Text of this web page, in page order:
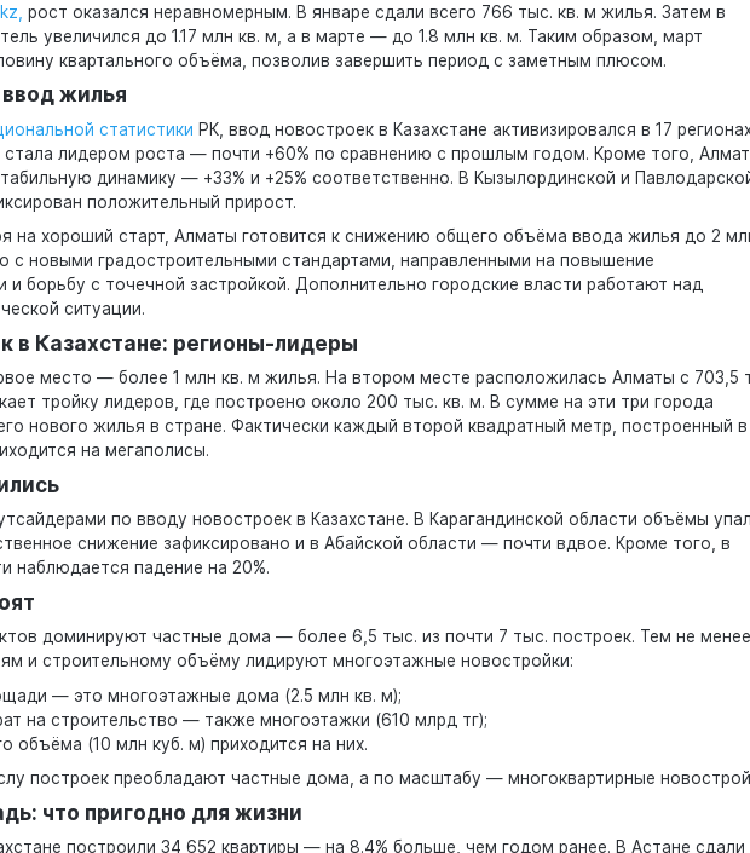
рост оказался неравномерным. В январе сдали всего 766 тыс. кв. м жилья. Затем в
увеличился до 1.17 млн кв. м, а в марте — до 1.8 млн кв. м. Таким образом, март
квартального объёма, позволив завершить период с заметным плюсом.
ввод жилья
статистики РК, ввод новостроек в Казахстане активизировался в 17
стала лидером роста — почти +60% по сравнению с прошлым годом. Кроме того,
динамику — +33% и +25% соответственно. В Кызылординской и
положительный прирост.
на хороший старт, Алматы готовится к снижению общего объёма ввода жилья до 2
с новыми градостроительными стандартами, направленными на повышение
и борьбу с точечной застройкой. Дополнительно городские власти работают над
ситуации.
в Казахстане: регионы-лидеры
место — более 1 млн кв. м жилья. На втором месте расположилась Алматы с 703,5
тройку лидеров, где построено около 200 тыс. кв. м. В сумме на эти три города
нового жилья в стране. Фактически каждый второй квадратный метр, построенный в
на мегаполисы.
по вводу новостроек в Казахстане. В Карагандинской области объёмы
снижение зафиксировано и в Абайской области — почти вдвое. Кроме того, в
наблюдается падение на 20%.
доминируют частные дома — более 6,5 тыс. из почти 7 тыс. построек. Тем не
и строительному объёму лидируют многоэтажные новостройки:
— это многоэтажные дома (2.5 млн кв. м);
на строительство — также многоэтажки (610 млрд тг);
объёма (10 млн куб. м) приходится на них.
построек преобладают частные дома, а по масштабу — многоквартирные
что пригодно для жизни
построили 34 652 квартиры — на 8.4% больше, чем годом ранее. В Астане сдали